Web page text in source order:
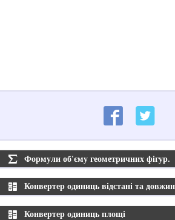
Формули об'єму геометричних фігур.
Конвертер одиниць відстані та
Конвертер одиниць площі